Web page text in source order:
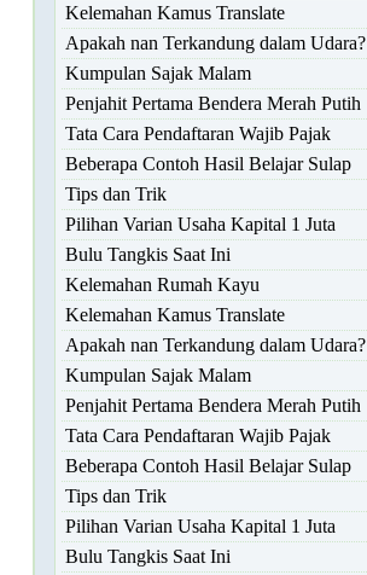
Kelemahan Kamus Translate
Apakah nan Terkandung dalam Udara?
Kumpulan Sajak Malam
Penjahit Pertama Bendera Merah Putih
Tata Cara Pendaftaran Wajib Pajak
Beberapa Contoh Hasil Belajar Sulap
Tips dan Trik
Pilihan Varian Usaha Kapital 1 Juta
Bulu Tangkis Saat Ini
Kelemahan Rumah Kayu
Kelemahan Kamus Translate
Apakah nan Terkandung dalam Udara?
Kumpulan Sajak Malam
Penjahit Pertama Bendera Merah Putih
Tata Cara Pendaftaran Wajib Pajak
Beberapa Contoh Hasil Belajar Sulap
Tips dan Trik
Pilihan Varian Usaha Kapital 1 Juta
Bulu Tangkis Saat Ini